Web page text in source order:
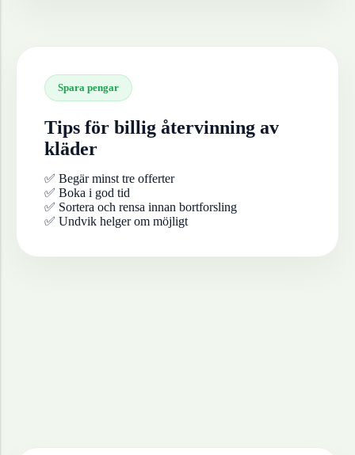
Spara pengar
Tips för billig återvinning av
kläder
✅ Begär minst tre offerter
✅ Boka i god tid
✅ Sortera och rensa innan bortforsling
✅ Undvik helger om möjligt